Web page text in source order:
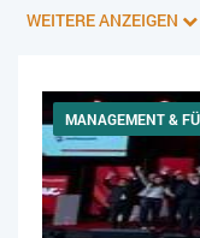
ERP FALLSTUDIEN
HANDEL HR
IT AUS- UND
WEITERE ANZEIGEN
MANAGEMENT &